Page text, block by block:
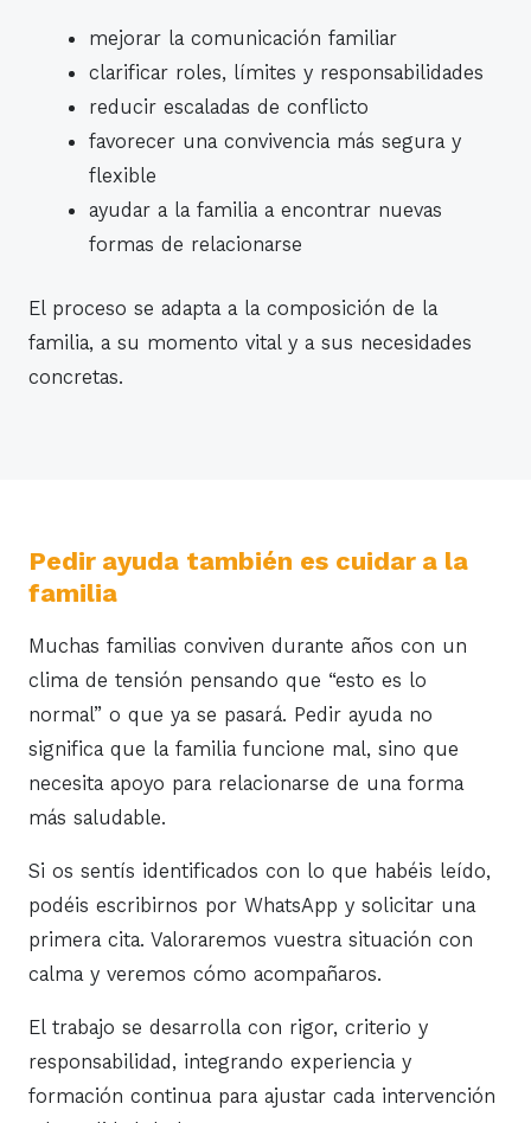
mejorar la comunicación familiar
clarificar roles, límites y responsabilidades
reducir escaladas de conflicto
favorecer una convivencia más segura y
flexible
ayudar a la familia a encontrar nuevas
formas de relacionarse
El proceso se adapta a la composición de la
familia, a su momento vital y a sus necesidades
concretas.
Pedir ayuda también es cuidar a la
familia
Muchas familias conviven durante años con un
clima de tensión pensando que “esto es lo
normal” o que ya se pasará. Pedir ayuda no
significa que la familia funcione mal, sino que
necesita apoyo para relacionarse de una forma
más saludable.
Si os sentís identificados con lo que habéis leído,
podéis escribirnos por WhatsApp y solicitar una
primera cita. Valoraremos vuestra situación con
calma y veremos cómo acompañaros.
El trabajo se desarrolla con rigor, criterio y
responsabilidad, integrando experiencia y
formación continua para ajustar cada intervención